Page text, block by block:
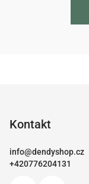
Kontakt
info@dendyshop.cz
+420776204131